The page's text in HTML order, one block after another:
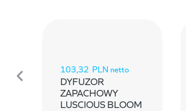
103,32 PLN netto
DYFUZOR
ZAPACHOWY
LUSCIOUS BLOOM